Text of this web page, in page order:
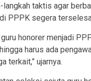
taktis agar
PPPK segera
honorer menjadi
harus ada
terkait,” ujarnya.